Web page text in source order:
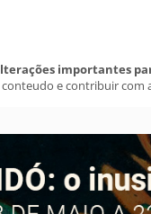
importantes
e contribuir com